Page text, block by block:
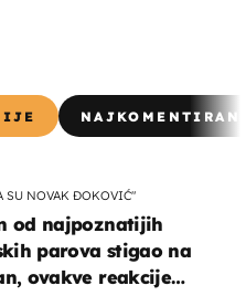
SU NOVAK ĐOKOVIĆ"
od najpoznatijih
parova stigao na
ovakve reakcije